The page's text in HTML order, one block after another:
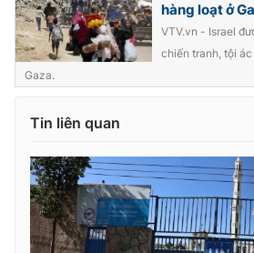
hàng loạt ở
VTV.vn - Israel
chiến tranh, tội
Gaza.
Tin liên quan